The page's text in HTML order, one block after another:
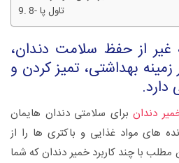
8- تاول پا
غیر از حفظ سلامت دندان،
بهداشتی، تمیز کردن و
دندانبرای سلامتی دندان هایمان
های مواد غذایی و باکتری ها را از
با چند کاربرد خمیر دندان که شما